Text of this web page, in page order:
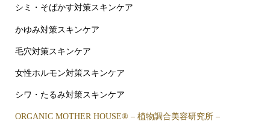
シミ・そばかす対策スキンケア
かゆみ対策スキンケア
毛穴対策スキンケア
女性ホルモン対策スキンケア
シワ・たるみ対策スキンケア
ORGANIC MOTHER HOUSE®︎ – 植物調合美容研究所 –